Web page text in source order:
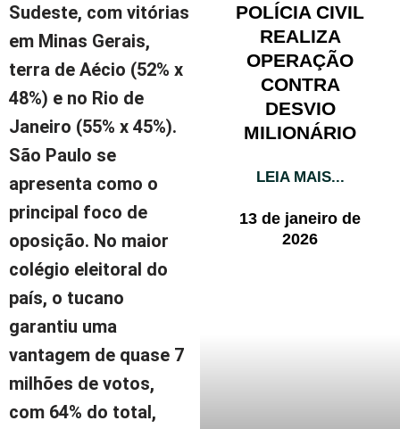
Sudeste, com vitórias
em Minas Gerais,
terra de Aécio (52% x
48%) e no Rio de
Janeiro (55% x 45%).
São Paulo se
apresenta como o
principal foco de
oposição. No maior
colégio eleitoral do
país, o tucano
garantiu uma
vantagem de quase 7
milhões de votos,
com 64% do total,
POLÍCIA CIVIL
REALIZA
OPERAÇÃO
CONTRA
DESVIO
MILIONÁRIO
LEIA MAIS...
13 de janeiro de
2026